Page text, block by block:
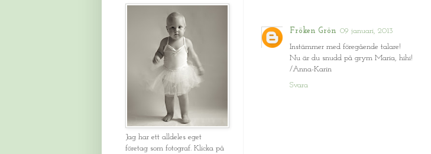
Fröken Grön 09 januari, 2013
Instämmer med föregående talare!
Nu är du snudd på grym Maria, hihi!
/Anna-Karin
Svara
Jag har ett alldeles eget
företag som fotograf. Klicka på